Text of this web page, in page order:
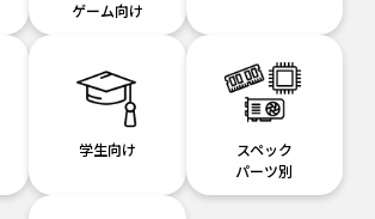
ゲーム向け
学生向け
スペック
パーツ別